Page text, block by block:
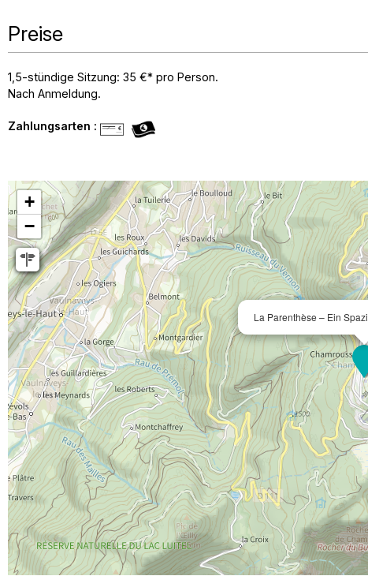
Preise
1,5-stündige Sitzung: 35 €* pro Person.
Nach Anmeldung.
Zahlungsarten :
La Parenthèse – Ein
+
−